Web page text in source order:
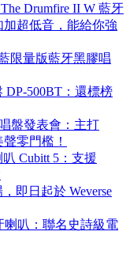
Drumfire II W 藍牙
超低音，能給你強
限量版藍牙黑膠唱
DP-500BT：還標榜
盤發表會：主打
零門檻！
Cubitt 5：支援
即日起於 Weverse
喇叭：聯名史詩級電